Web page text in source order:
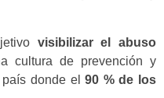
visibilizar el abuso
cultura de prevención y
país donde el90 % de los